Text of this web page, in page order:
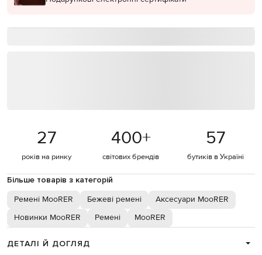
27
років на ринку
400+
світових брендів
57
бутиків в Україні
Більше товарів з категорій
Ремені MooRER Бежеві ремені
Аксесуари MooRER
Новинки MooRER
Ремені MooRER
ДЕТАЛІ Й ДОГЛЯД